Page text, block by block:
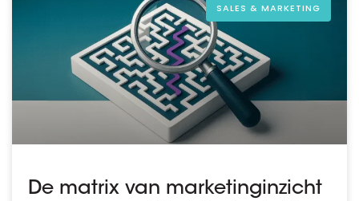
SALES & MARKETING
De matrix van marketinginzicht